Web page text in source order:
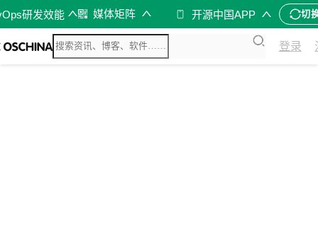
研发效能 媒体矩阵 开源中国APP 切
登录